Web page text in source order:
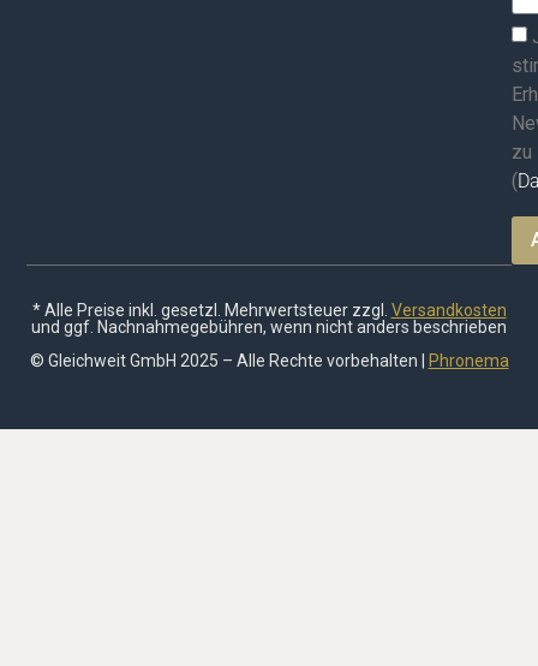
zu
(
* Alle Preise inkl. gesetzl. Mehrwertsteuer zzgl. Versandkosten
und ggf. Nachnahmegebühren, wenn nicht anders beschrieben
© Gleichweit GmbH 2025 – Alle Rechte vorbehalten |
Phronema